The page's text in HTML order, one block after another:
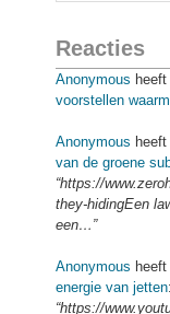
Reacties
Anonymous
voorstellen
Anonymous
van de groene
“https://
they-hidingEen
een…”
Anonymous
energie van jetten:
“https://